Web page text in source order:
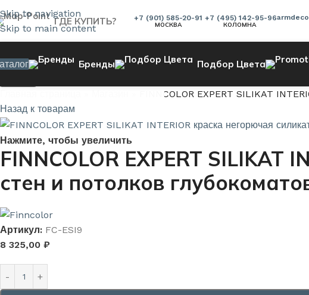
Skip to navigation
Skip to main content
ГДЕ КУПИТЬ? +7 (901) 585-20-91
МОСКВА
+7 (495) 142-95-96
КОЛОМНА
Бренды Подбор Цвета
FINNCOLOR EXPERT SILIKAT
Назад к товарам
Нажмите, чтобы увеличить
FINNCOLOR EXPERT SILIKAT
стен и потолков
Артикул: FC-ESI9
8 325,00 ₽